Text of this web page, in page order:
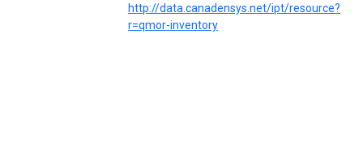
http://data.canadensys.net/ipt/resource?
r=qmor-inventory